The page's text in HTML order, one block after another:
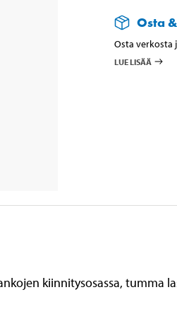
Osta
Osta verkosta
LUE LISÄÄ
kiinnitysosassa, tumma